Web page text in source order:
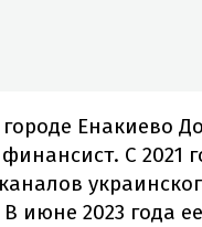
Енакиево
С 2021
июне 2023 года